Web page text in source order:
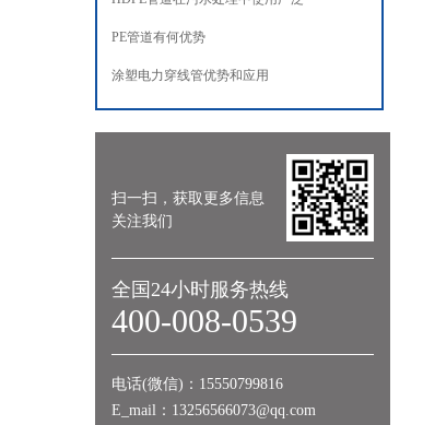
PE管道有何优势
涂塑电力穿线管优势和应用
扫一扫，获取更多信息
关注我们
全国24小时服务热线
400-008-0539
电话(微信)：15550799816
E_mail：13256566073@qq.com